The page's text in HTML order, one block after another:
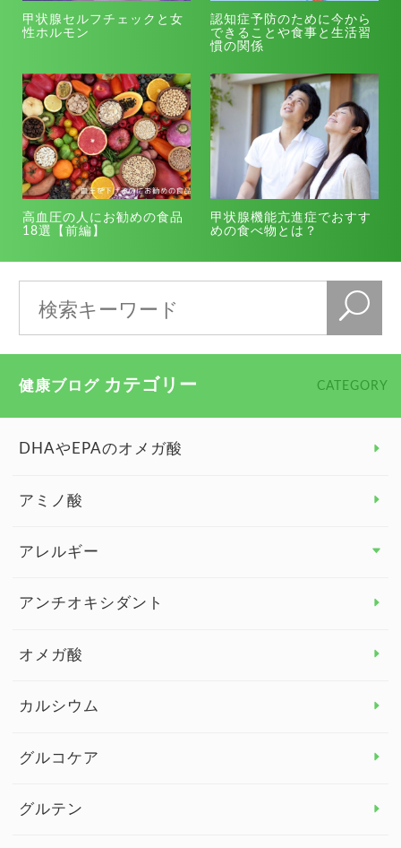
甲状腺セルフチェックと女
性ホルモン
認知症予防のために今から
できることや食事と生活習
慣の関係
高血圧の人にお勧めの食品
18選【前編】
甲状腺機能亢進症でおすす
めの食べ物とは？
健康ブログ カテゴリー CATEGORY
DHAやEPAのオメガ酸
アミノ酸
アレルギー
アレルギー トップ
アンチオキシダント
オメガ酸
カルシウム
グルコケア
グルテン